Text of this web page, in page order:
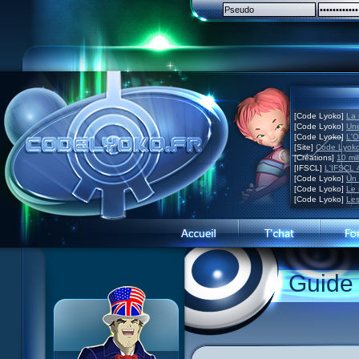
[Code Lyoko] La
[Code Lyoko]
[Code Lyoko]
[Site] Code
[Créations] 10
[IFSCL] L'IFSCL
[Code Lyoko] Un
[Code Lyoko] Le
[Code Lyoko]
6 Cruel dilemme
7 Problème d'image
10 Créature de rêve
11 Enragés